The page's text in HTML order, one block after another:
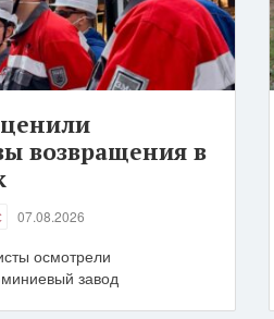
возвращения в
07.08.2026
осмотрели
завод